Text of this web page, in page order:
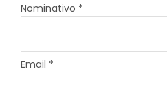
Nominativo *
Email *